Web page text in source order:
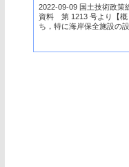
2022-09-09 国土技術政策
資料 第 1213 号より
ち，特に海岸保全施設の
台風級の台風の高潮偏差